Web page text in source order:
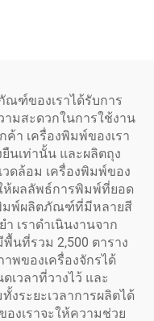
ณฑ์ของเราได้รับการ
มสะดวกในการใช้งาน
า เครื่องพิมพ์ของเรา
นเท่านั้น และผลิตถุง
ดล้อม เครื่องพิมพ์ของ
ห้ผลลัพธ์การพิมพ์ที่ยอด
มพ์ผลิตภัณฑ์ที่มีหลายสี
เราดำเนินงานจาก
นที่รวม 2,500 ตาราง
พของเครื่องจักรได้
เวลาที่วางไว้ และ
ระยะเวลาการผลิตได้
งเราจะให้ความช่วย